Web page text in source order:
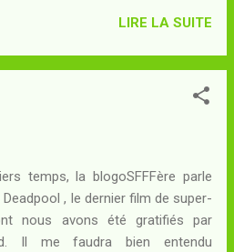
fait tache d'huile et s'étend
centrifuge qui n'est pas
radchaaïe a très longtemps
et de stations contrôlés
des hordes d'ancillaires :
placés sous le contrôle
IA, soumis à la seule volonté
LIRE LA SUITE
temps, la blogoSFFFère parle
Deadpool , le dernier film de super-
nous avons été gratifiés par
Il me faudra bien entendu